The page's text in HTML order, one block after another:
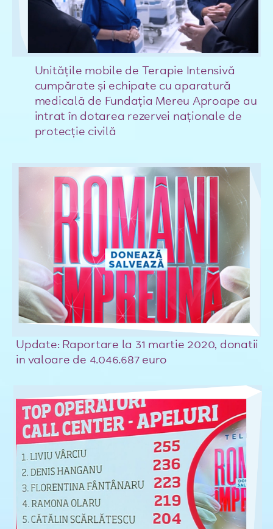
Unitățile mobile de Terapie Intensivă
cumpărate și echipate cu aparatură
medicală de Fundația Mereu Aproape au
intrat în dotarea rezervei naționale de
protecție civilă
Update: Raportare la 31 martie 2020, donatii
in valoare de 4.046.687 euro